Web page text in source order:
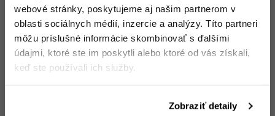
webové stránky, poskytujeme aj našim partnerom v
oblasti sociálnych médií, inzercie a analýzy. Títo partneri
môžu príslušné informácie skombinovať s ďalšími
údajmi, ktoré ste im poskytli alebo ktoré od vás získali,
keď ste používali ich služby.
Zobraziť detaily
priehľadný modrý